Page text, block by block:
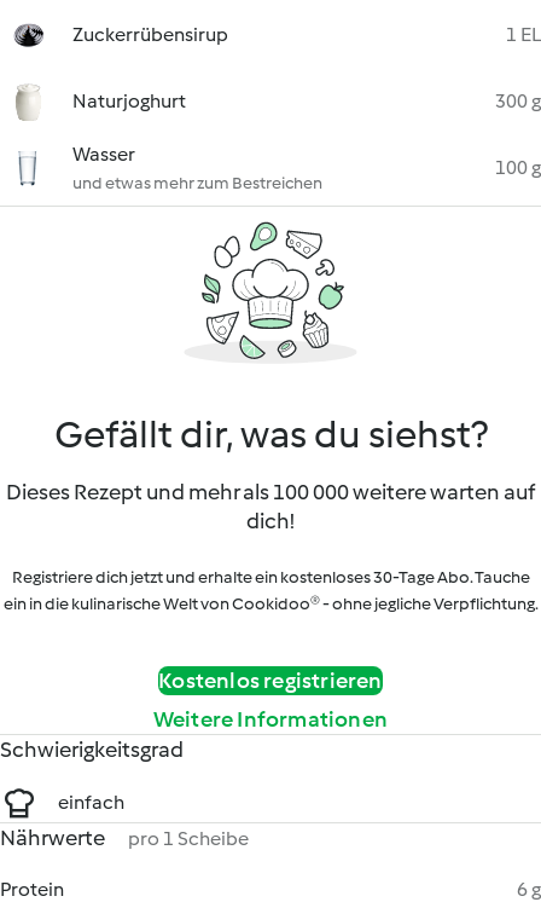
Zuckerrübensirup 1 EL
Naturjoghurt 300 g
Wasser
und etwas mehr zum Bestreichen
100 g
Gefällt dir, was du siehst?
Dieses Rezept und mehr als 100 000 weitere warten auf
dich!
Registriere dich jetzt und erhalte ein kostenloses 30-Tage Abo. Tauche
ein in die kulinarische Welt von Cookidoo® - ohne jegliche Verpflichtung.
Kostenlos registrieren
Weitere Informationen
Schwierigkeitsgrad
einfach
Nährwerte pro 1 Scheibe
Protein
6 g